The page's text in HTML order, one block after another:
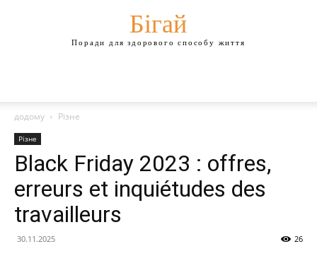
Бігай
Поради для здорового способу життя
додому Різне
Різне
Black Friday 2023 : offres,
erreurs et inquiétudes des
travailleurs
30.11.2025 26